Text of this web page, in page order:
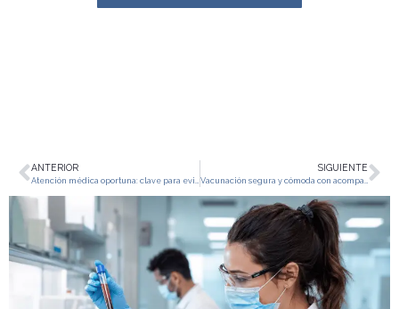
ANTERIOR SIGUIENTE